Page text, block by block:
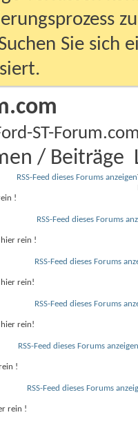
Sie sich
ST-
/ Beiträge
!
RSS-Feed dieses Forums anzeigen
hier rein !
RSS-Feed dieses Forums
hier rein!
RSS-Feed dieses Forums
hier rein!
RSS-Feed dieses Forums
!
RSS-Feed dieses Forums anzeigen
rein !
RSS-Feed dieses Forums